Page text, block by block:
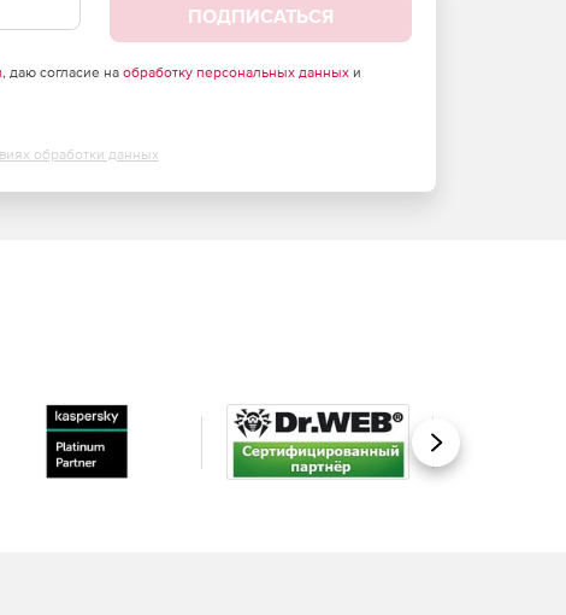
ПОДПИСАТЬСЯ
, даю согласие на обработку персональных данныхи
обработки данных
Вперед